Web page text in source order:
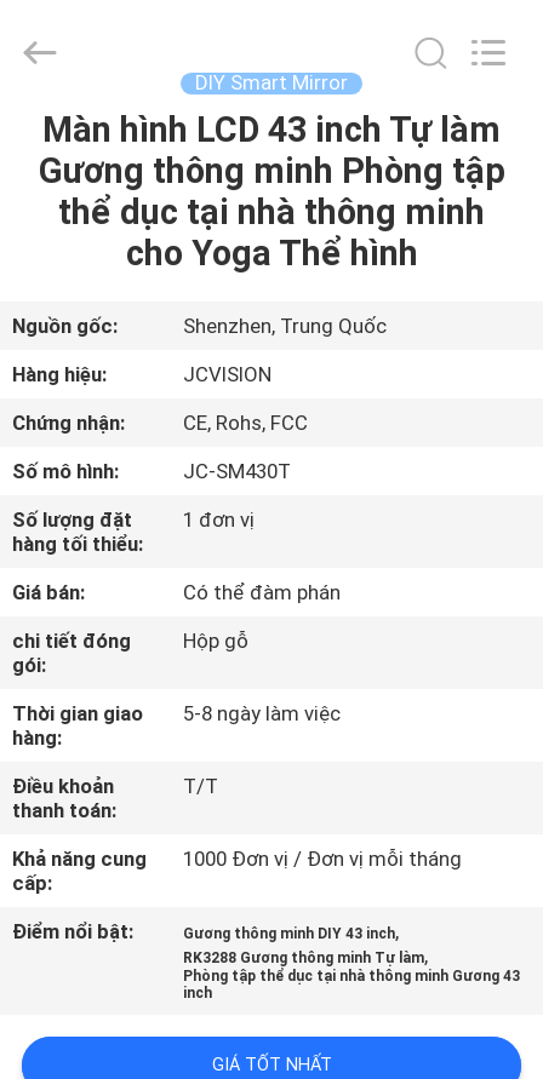
NHÀ
SẢN
VỀ
CHÚNG
TÔI
THAM
QUAN
NHÀ
MÁY
KIỂM
SOÁT
CHẤT
LƯỢNG
LIÊN
HỆ
Shenzhen
Junction
Reserved.
DIY Smart Mirror
Màn hình LCD 43 inch Tự làm
Gương thông minh Phòng tập
thể dục tại nhà thông minh
cho Yoga Thể hình
Nguồn gốc:
Shenzhen, Trung Quốc
Hàng hiệu:
JCVISION
Chứng nhận:
CE, Rohs, FCC
Số mô hình:
JC-SM430T
Số lượng đặt
hàng tối thiểu:
1 đơn vị
Giá bán:
Có thể đàm phán
chi tiết đóng
gói:
Hộp gỗ
Thời gian giao
hàng:
5-8 ngày làm việc
Điều khoản
thanh toán:
T/T
Khả năng cung
cấp:
1000 Đơn vị / Đơn vị mỗi tháng
Điểm nổi bật: Gương thông minh DIY 43 inch,
RK3288 Gương thông minh Tự làm,
Phòng tập thể dục tại nhà thông minh Gương 43
inch
GIÁ TỐT NHẤT